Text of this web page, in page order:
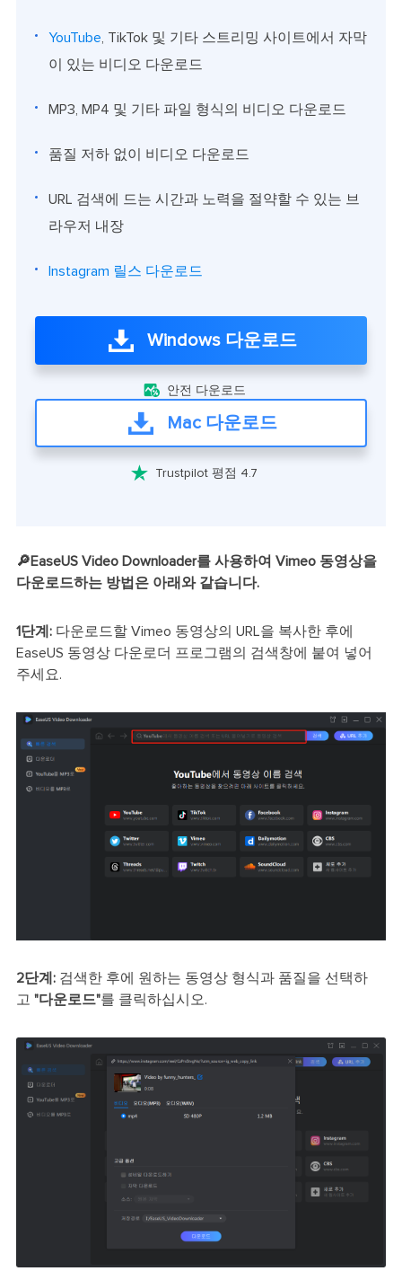
YouTube , TikTok 및 기타 스트리밍 사이트에서 자막
이 있는 비디오 다운로드
MP3, MP4 및 기타 파일 형식의 비디오 다운로드
품질 저하 없이 비디오 다운로드
URL 검색에 드는 시간과 노력을 절약할 수 있는 브
라우저 내장
Instagram 릴스 다운로드
Windows 다운로드
 안전 다운로드
Mac 다운로드
 Trustpilot 평점 4.7
🔎EaseUS Video Downloader를 사용하여 Vimeo 동영상을
다운로드하는 방법은 아래와 같습니다.
1단계: 다운로드할 Vimeo 동영상의 URL을 복사한 후에
EaseUS 동영상 다운로더 프로그램의 검색창에 붙여 넣어
주세요.
2단계: 검색한 후에 원하는 동영상 형식과 품질을 선택하
고 "다운로드"를 클릭하십시오.